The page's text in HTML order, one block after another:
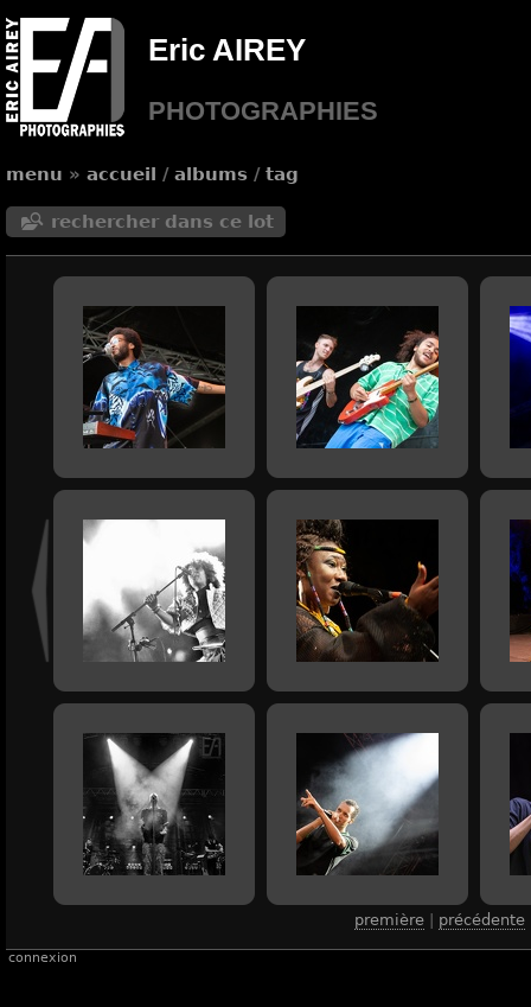
Eric AIREY
PHOTOGRAPHIES
menu » accueil / albums/ tag
rechercher dans ce lot
première| précédente
connexion